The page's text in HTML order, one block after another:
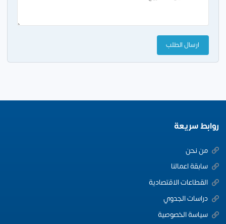
روابط سريعة
من نحن
سابقة اعمالنا
القطاعات الاقتصادية
دراسات الجدوي
سياسة الخصوصية